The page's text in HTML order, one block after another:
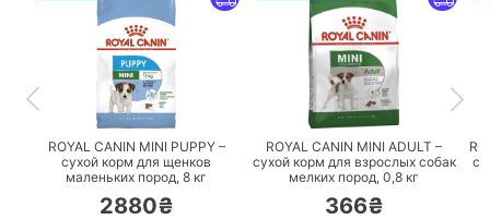
ПЕРЕЙТИ
ROYAL CANIN MINI PUPPY –
сухой корм для щенков
маленьких пород, 8 кг
2880₴
ПЕРЕЙТИ
ROYAL CANIN MINI ADULT –
сухой корм для взрослых собак
мелких пород, 0,8 кг
366₴